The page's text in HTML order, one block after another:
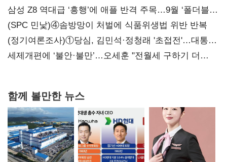
삼성 Z8 역대급 ‘흥행’에 애플 반격 주목…9월 ‘폴더블
대전’
(SPC 민낯)④솜방망이 처벌에 식품위생법 위반 반복
(정기여론조사)①당심, 김민석·정청래 '초접전'…대통령
지지도 '50% 아래로'(종합)
세제개편에 ‘불안·불만’…오세훈 "전월세 구하기 더
함께 볼만한 뉴스